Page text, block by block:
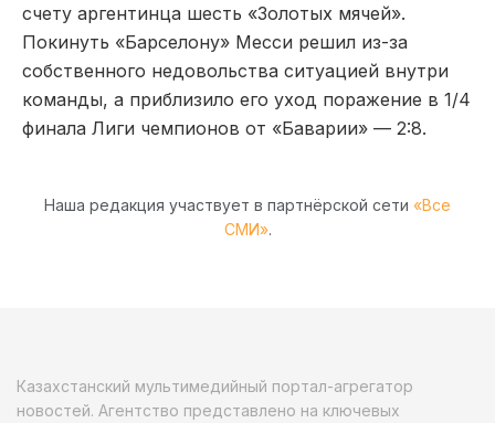
счету аргентинца шесть «Золотых мячей».
Покинуть «Барселону» Месси решил из-за
собственного недовольства ситуацией внутри
команды, а приблизило его уход поражение в 1/4
финала Лиги чемпионов от «Баварии» — 2:8.
Наша редакция участвует в партнёрской сети «Все
СМИ».
Казахстанский мультимедийный портал-агрегатор
новостей. Агентство представлено на ключевых